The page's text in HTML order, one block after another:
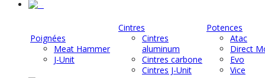
Poignées
Meat Hammer
J-Unit
Cintres
Cintres
aluminum
Cintres carbone
Cintres J-Unit
Potences
Atac
Direct
Evo
Vice